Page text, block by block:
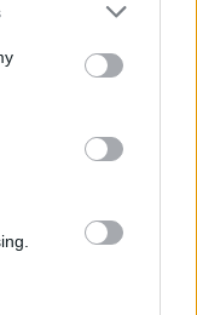
lanserar lokal
enklare att ta
vilket lokalt parti